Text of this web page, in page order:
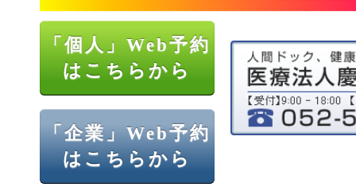
「個人」Web予約
はこちらから
「企業」Web予約
はこちらから